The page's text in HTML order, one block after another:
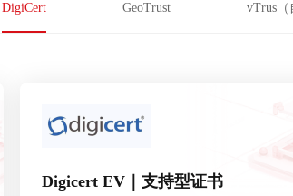
DigiCert GeoTrust vTrus（
Digicert EV｜支持型证书